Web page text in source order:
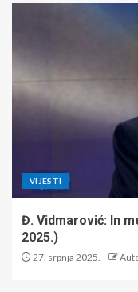
VIJESTI
Đ. Vidmarović: In
2025.)
27. srpnja 2025.